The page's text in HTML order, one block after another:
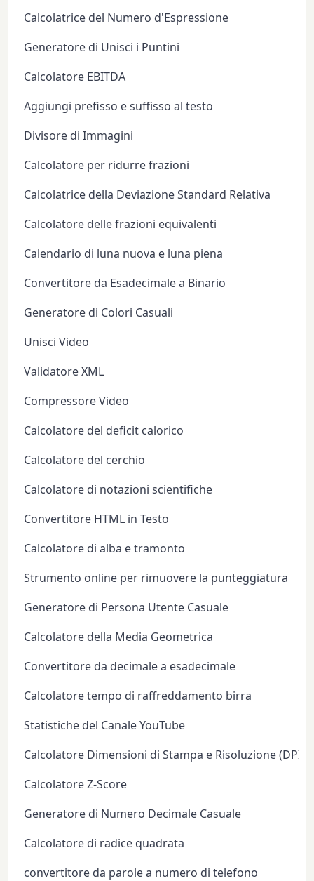
Calcolatrice del Numero d'Espressione
Generatore di Unisci i Puntini
Calcolatore EBITDA
Aggiungi prefisso e suffisso al testo
Divisore di Immagini
Calcolatore per ridurre frazioni
Calcolatrice della Deviazione Standard Relativa
Calcolatore delle frazioni equivalenti
Calendario di luna nuova e luna piena
Convertitore da Esadecimale a Binario
Generatore di Colori Casuali
Unisci Video
Validatore XML
Compressore Video
Calcolatore del deficit calorico
Calcolatore del cerchio
Calcolatore di notazioni scientifiche
Convertitore HTML in Testo
Calcolatore di alba e tramonto
Strumento online per rimuovere la punteggiatura
Generatore di Persona Utente Casuale
Calcolatore della Media Geometrica
Convertitore da decimale a esadecimale
Calcolatore tempo di raffreddamento birra
Statistiche del Canale YouTube
Calcolatore Dimensioni di Stampa e Risoluzione (DPI/
Calcolatore Z-Score
Generatore di Numero Decimale Casuale
Calcolatore di radice quadrata
convertitore da parole a numero di telefono